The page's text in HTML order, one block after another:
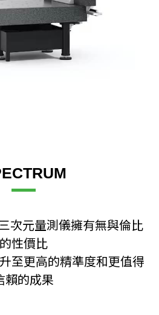
次元量測儀擁有無與倫比
的性價比
至更高的精準度和更值得
賴的成果